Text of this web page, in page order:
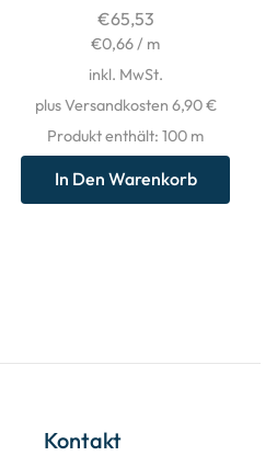
€65,53
€0,66/ m
inkl. MwSt.
plus Versandkosten 6,90 €
Produkt enthält: 100 m
In Den Warenkorb
Kontakt